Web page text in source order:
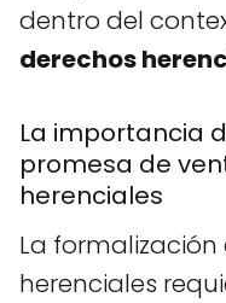
dentro del
derechos
La importancia
promesa de
herenciales
La
herenciales